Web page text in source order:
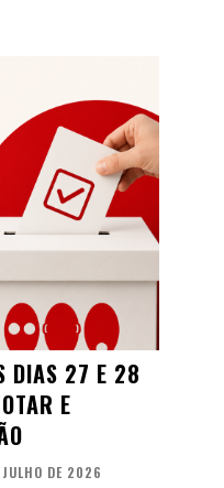
DIAS 27 E 28
E
DE 2026